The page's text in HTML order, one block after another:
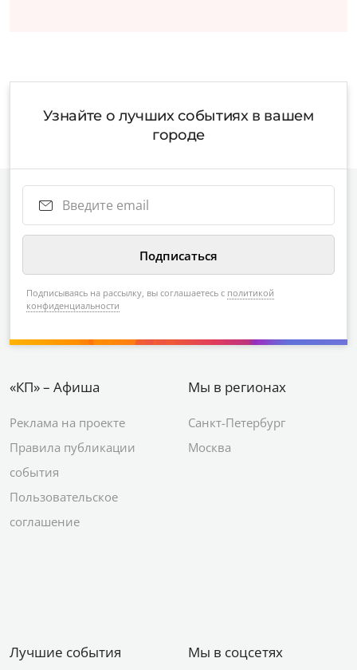
Узнайте о лучших событиях в вашем
городе
Подписываясь на рассылку, вы соглашаетесь с политикой
конфиденциальности
«КП» – Афиша
Реклама на проекте
Правила публикации
события
Пользовательское
соглашение
Мы в регионах
Санкт-Петербург
Москва
Лучшие события Мы в соцсетях